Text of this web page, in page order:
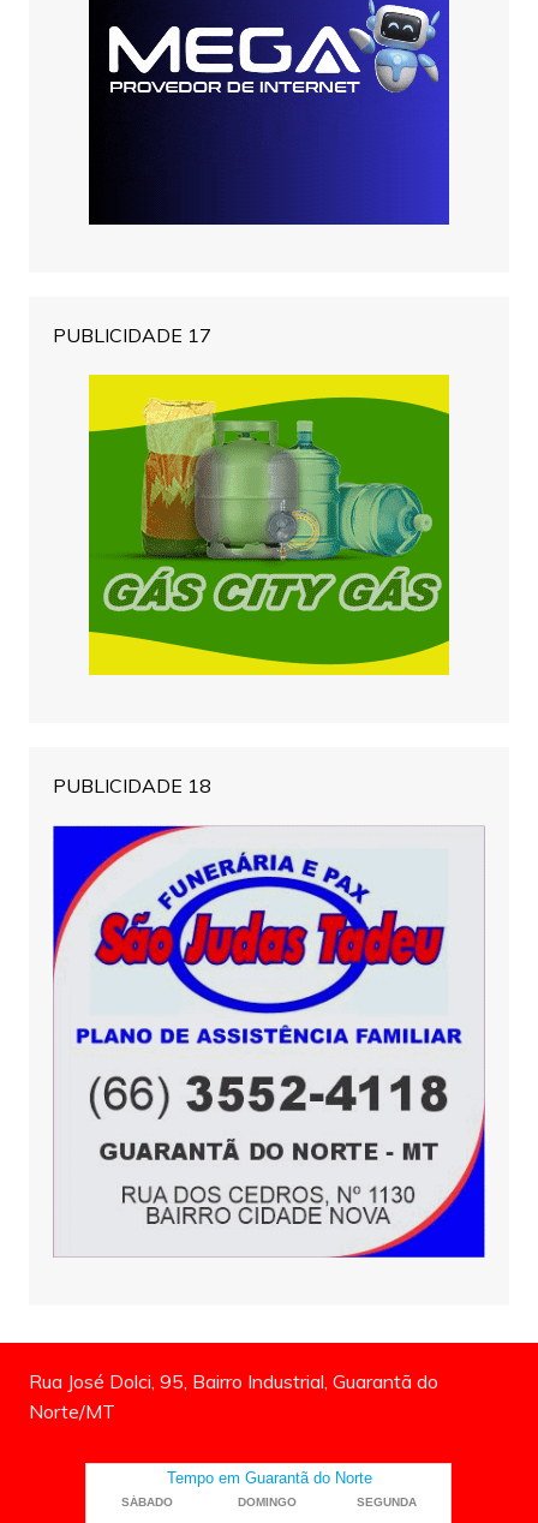
PUBLICIDADE 17
PUBLICIDADE 18
Rua José Dolci, 95, Bairro Industrial, Guarantã do
Norte/MT